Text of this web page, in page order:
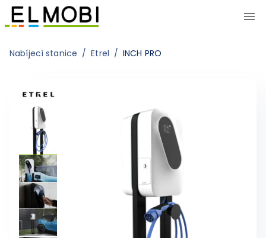
Nabíjecí stanice / Etrel / INCH PRO